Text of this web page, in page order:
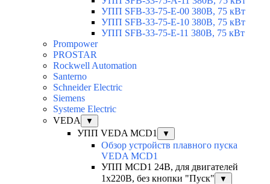
УПП SFB-33-75-E-00 380В, 75 кВт
УПП SFB-33-75-E-10 380В, 75 кВт
УПП SFB-33-75-E-11 380В, 75 кВт
Prompower
PROSTAR
Rockwell Automation
Santerno
Schneider Electric
Siemens
Systeme Electric
VEDA
▼
УПП VEDA MCD1 ▼
Обзор устройств плавного пуска
VEDA MCD1
УПП MCD1 24В, для двигателей
1х220В, без кнопки "Пуск"
▼